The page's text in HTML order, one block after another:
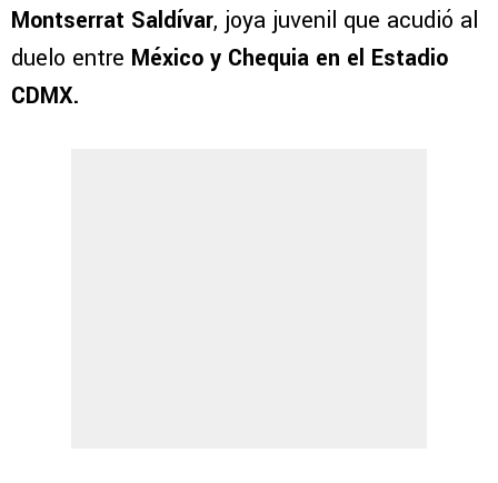
Montserrat Saldívar, joya juvenil que acudió al
duelo entre México y Chequia en el Estadio
CDMX.